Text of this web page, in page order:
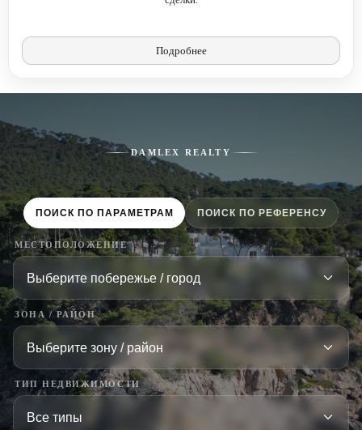
Подробнее
DAMLEX REALTY
ПОИСК ПО ПАРАМЕТРАМ ПОИСК ПО РЕФЕРЕНСУ
МЕСТОПОЛОЖЕНИЕ
ЗОНА / РАЙОН
ТИП НЕДВИЖИМОСТИ